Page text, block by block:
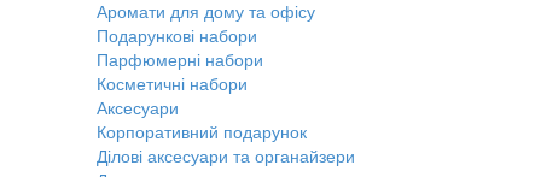
Аромати для дому та офісу
Подарункові набори
Парфюмерні набори
Косметичні набори
Аксесуари
Корпоративний подарунок
Ділові аксесуари та органайзери